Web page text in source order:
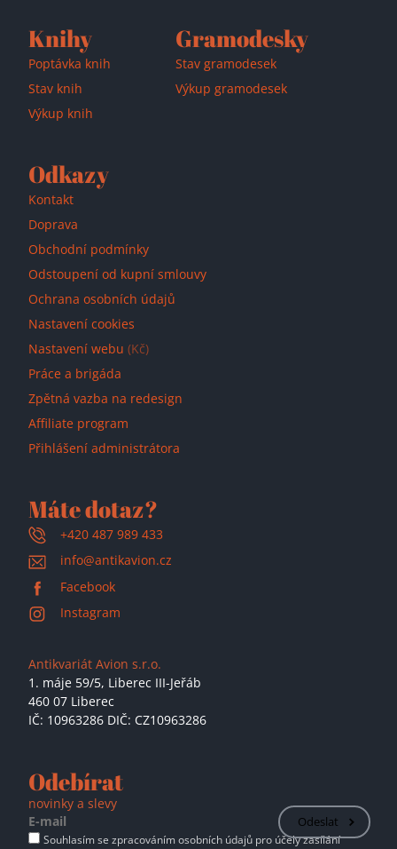
Knihy
Poptávka knih
Stav knih
Výkup knih
Gramodesky
Stav gramodesek
Výkup gramodesek
Odkazy
Kontakt
Doprava
Obchodní podmínky
Odstoupení od kupní smlouvy
Ochrana osobních údajů
Nastavení cookies
Nastavení webu (Kč)
Práce a brigáda
Zpětná vazba na redesign
Affiliate program
Přihlášení administrátora
Máte dotaz?
+420 487 989 433
info@antikavion.cz
Facebook
Instagram
Antikvariát Avion s.r.o.
1. máje 59/5, Liberec III-Jeřáb
460 07 Liberec
IČ: 10963286 DIČ: CZ10963286
Odebírat
novinky a slevy
Odeslat
Souhlasím se zpracováním osobních údajů pro účely zasílání